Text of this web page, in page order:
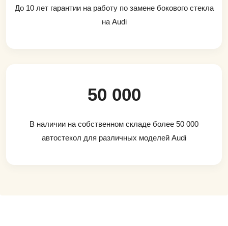
До 10 лет гарантии на работу по замене бокового стекла
на Audi
50 000
В наличии на собственном складе более 50 000
автостекол для различных моделей Audi